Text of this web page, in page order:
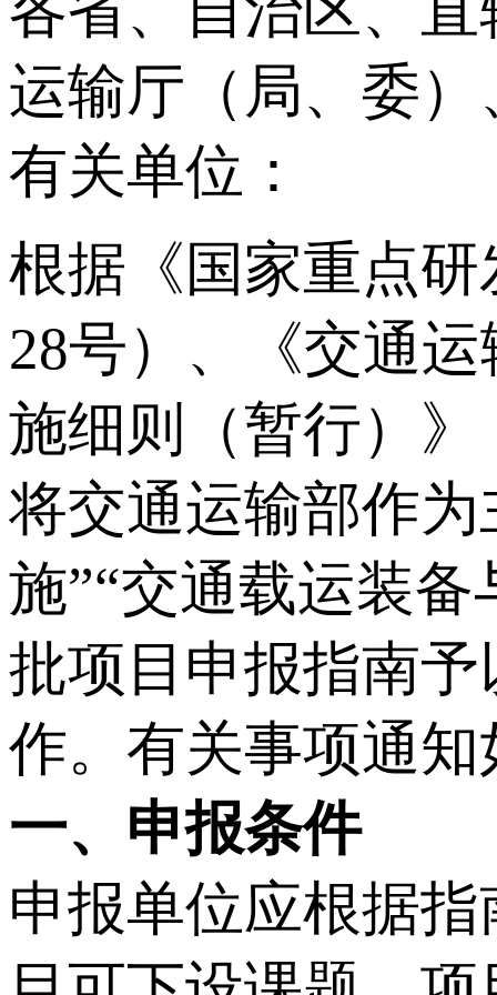
运输厅（局、委
有关单位：
根据《国家重点
28号）、《交通
施细则（暂行）
将交通运输部作
施”“交通载运装
批项目申报指南
作。有关事项通知
一、申报条件
申报单位应根据